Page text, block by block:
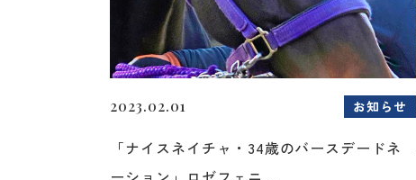
2023.02.01 お知らせ
「ナイスネイチャ・34歳のバースデードネ